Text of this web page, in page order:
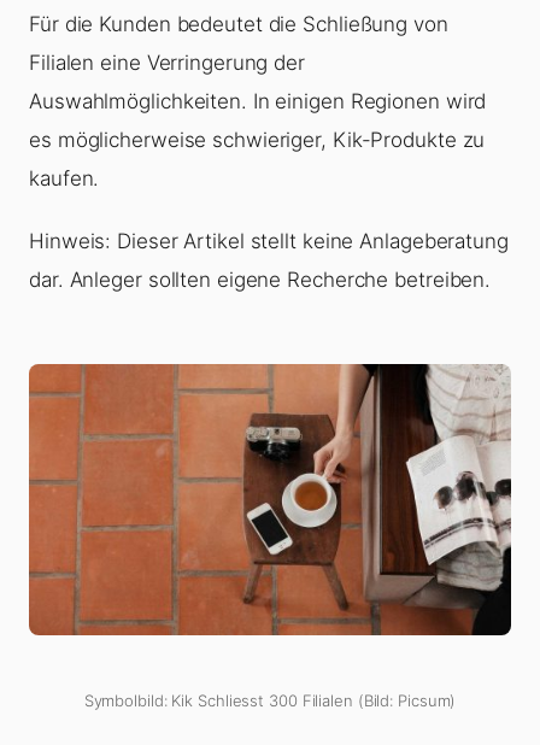
Für die Kunden bedeutet die Schließung von
Filialen eine Verringerung der
Auswahlmöglichkeiten. In einigen Regionen wird
es möglicherweise schwieriger, Kik-Produkte zu
kaufen.
Hinweis: Dieser Artikel stellt keine Anlageberatung
dar. Anleger sollten eigene Recherche betreiben.
Symbolbild: Kik Schliesst 300 Filialen (Bild: Picsum)